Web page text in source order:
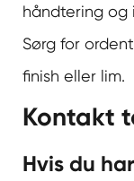
håndtering og
Sørg for
finish eller lim.
Kontakt
Hvis du